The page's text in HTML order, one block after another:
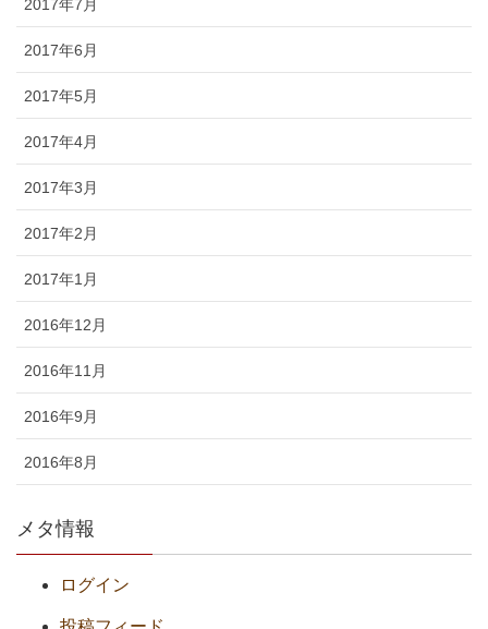
2017年7月
2017年6月
2017年5月
2017年4月
2017年3月
2017年2月
2017年1月
2016年12月
2016年11月
2016年9月
2016年8月
メタ情報
ログイン